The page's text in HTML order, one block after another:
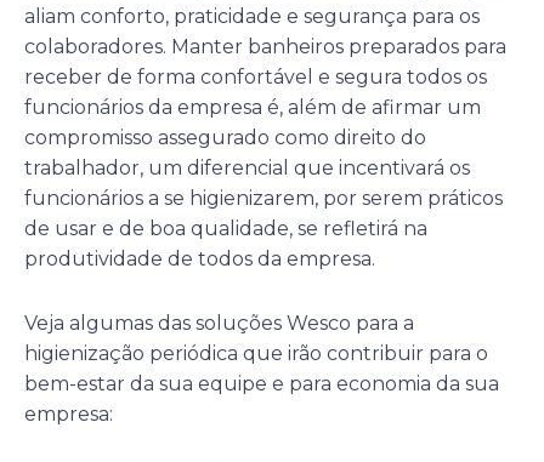
aliam conforto, praticidade e segurança para os
colaboradores. Manter banheiros preparados para
receber de forma confortável e segura todos os
funcionários da empresa é, além de afirmar um
compromisso assegurado como direito do
trabalhador, um diferencial que incentivará os
funcionários a se higienizarem, por serem práticos
de usar e de boa qualidade, se refletirá na
produtividade de todos da empresa.
Veja algumas das soluções Wesco para a
higienização periódica que irão contribuir para o
bem-estar da sua equipe e para economia da sua
empresa: